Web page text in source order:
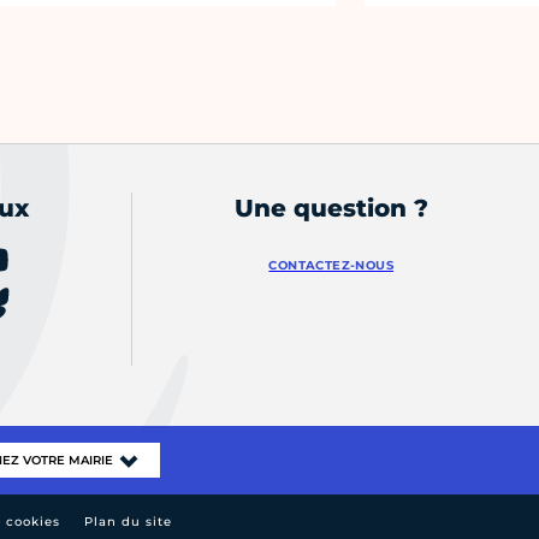
Une question ?
CONTACTEZ-NOUS
cookies Plan du site